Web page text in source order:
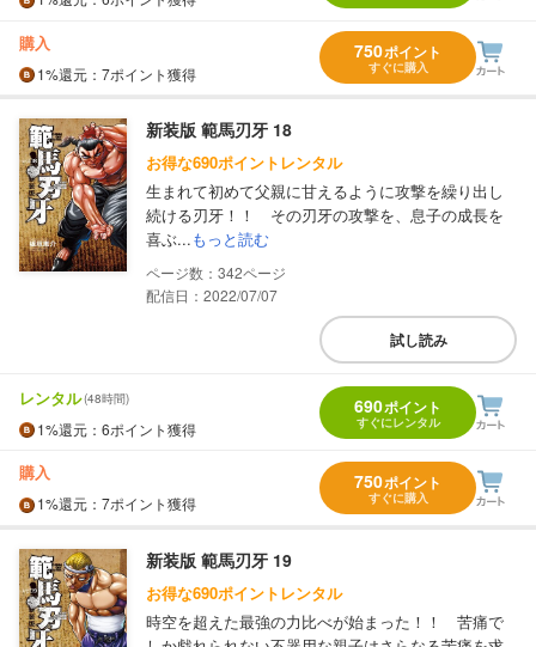
購入
1%還元 ：7ポイント獲得
750ポイント
すぐに購入
新装版 範馬刃牙 18
お得な690ポイントレンタル
生まれて初めて父親に甘えるように攻撃を繰り出し
続ける刃牙！！ その刃牙の攻撃を、息子の成長を
喜ぶ...もっと読む
342
配信日：2022/07/07
試し読み
レンタル(48時間)
1%還元 ：6ポイント獲得
690ポイント
すぐにレンタル
購入
1%還元 ：7ポイント獲得
750ポイント
すぐに購入
新装版 範馬刃牙 19
お得な690ポイントレンタル
時空を超えた最強の力比べが始まった！！ 苦痛で